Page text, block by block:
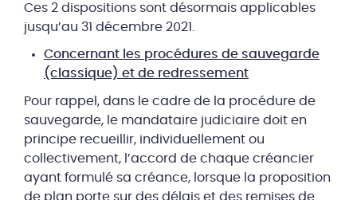
Ces 2 dispositions sont désormais applicables
jusqu’au 31 décembre 2021.
Concernant les procédures de sauvegarde
(classique) et de redressement
Pour rappel, dans le cadre de la procédure de
sauvegarde, le mandataire judiciaire doit en
principe recueillir, individuellement ou
collectivement, l’accord de chaque créancier
ayant formulé sa créance, lorsque la proposition
de plan porte sur des délais et des remises de